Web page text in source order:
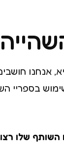
אנחנו
בספריי
שלו